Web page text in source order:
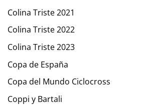
Colina Triste 2021
Colina Triste 2022
Colina Triste 2023
Copa de España
Copa del Mundo Ciclocross
Coppi y Bartali